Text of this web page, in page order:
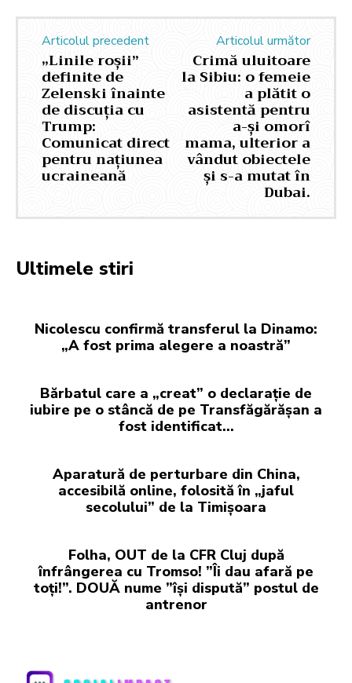
Articolul precedent
„Linile roșii”
definite de
Zelenski înainte
de discuția cu
Trump:
Comunicat direct
pentru națiunea
ucraineană
Articolul următor
Crimă uluitoare
la Sibiu: o femeie
a plătit o
asistentă pentru
a-și omorî
mama, ulterior a
vândut obiectele
și s-a mutat în
Dubai.
Ultimele stiri
Nicolescu confirmă transferul la Dinamo:
„A fost prima alegere a noastră”
Bărbatul care a „creat” o declarație de
iubire pe o stâncă de pe Transfăgărășan a
fost identificat…
Aparatură de perturbare din China,
accesibilă online, folosită în „jaful
secolului” de la Timișoara
Folha, OUT de la CFR Cluj după
înfrângerea cu Tromso! ”Îi dau afară pe
toți!”. DOUĂ nume ”își dispută” postul de
antrenor